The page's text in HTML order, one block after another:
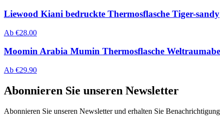
Liewood Kiani bedruckte Thermosflasche Tiger-sandy
Ab €28.00
Moomin Arabia Mumin Thermosflasche
Ab €29.90
Abonnieren Sie unseren Newsletter
Abonnieren Sie unseren Newsletter und erhalten Sie